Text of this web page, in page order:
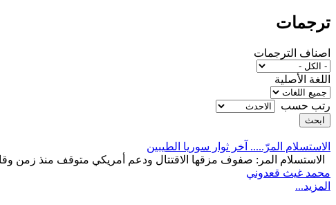
ترجمات
اصناف الترجمات
اللغة الأصلية
‏رتب حسب ‏
الاستسلام المرّ..... آخر ثوار سوريا الطيبين
الاستسلام المر: صفوف مزقها الاقتتال ودعم أمريكي متوقف منذ زمن
محمد غيث قعدوني
المزيد...